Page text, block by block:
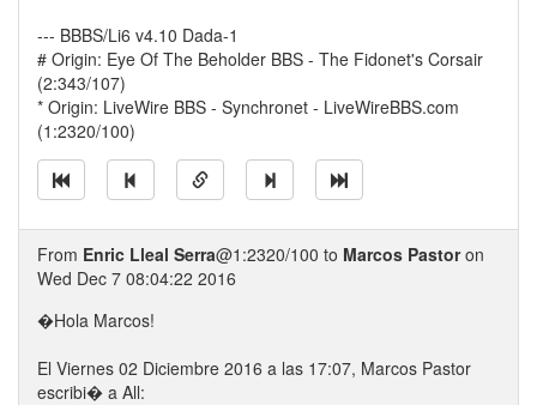
--- BBBS/Li6 v4.10 Dada-1
# Origin: Eye Of The Beholder BBS - The Fidonet's Corsair
(2:343/107)
* Origin: LiveWire BBS - Synchronet - LiveWireBBS.com
(1:2320/100)
From Enric Lleal Serra@1:2320/100 to Marcos Pastoron
Wed Dec 7 08:04:22 2016
�Hola Marcos!
El Viernes 02 Diciembre 2016 a las 17:07, Marcos Pastor
escribi� a All: